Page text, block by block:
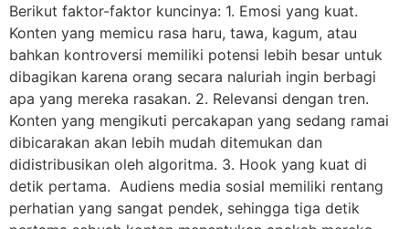
Berikut faktor-faktor kuncinya: 1. Emosi yang kuat.
Konten yang memicu rasa haru, tawa, kagum, atau
bahkan kontroversi memiliki potensi lebih besar untuk
dibagikan karena orang secara naluriah ingin berbagi
apa yang mereka rasakan. 2. Relevansi dengan tren.
Konten yang mengikuti percakapan yang sedang ramai
dibicarakan akan lebih mudah ditemukan dan
didistribusikan oleh algoritma. 3. Hook yang kuat di
detik pertama. Audiens media sosial memiliki rentang
perhatian yang sangat pendek, sehingga tiga detik